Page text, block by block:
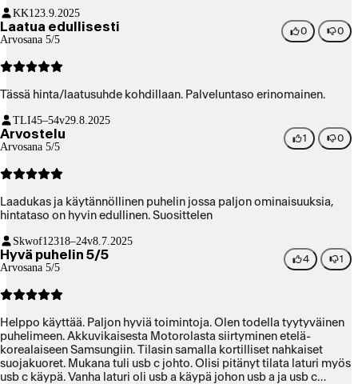
KK1 23.9.2025
Laatua edullisesti
Arvosana 5/5
0 0
Tässä hinta/laatusuhde kohdillaan. Palveluntaso erinomainen.
TLI45–54v29.8.2025
Arvostelu
Arvosana 5/5
1 0
Laadukas ja käytännöllinen puhelin jossa paljon ominaisuuksia,
hintataso on hyvin edullinen. Suosittelen
Skwof12318–24v8.7.2025
Hyvä puhelin 5/5
Arvosana 5/5
4 1
Helppo käyttää. Paljon hyviä toimintoja. Olen todella tyytyväinen
puhelimeen. Akkuvikaisesta Motorolasta siirtyminen etelä-
korealaiseen Samsungiin. Tilasin samalla kortilliset nahkaiset
suojakuoret. Mukana tuli usb c johto. Olisi pitänyt tilata laturi myös
usb c käypä. Vanha laturi oli usb a käypä johon usb a ja usb c